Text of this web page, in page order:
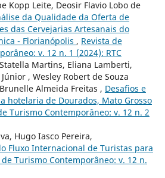
Kopp Leite, Deosir Flavio Lobo de
da Qualidade da Oferta de
das Cervejarias Artesanais do
- Florianópolis , Revista de
v. 12 n. 1 (2024): RTC
Martins, Eliana Lamberti,
, Wesley Robert de Souza
Almeida Freitas , Desafios e
hotelaria de Dourados, Mato Grosso
Turismo Contemporâneo: v. 12 n. 2
Hugo Iasco Pereira,
Fluxo Internacional de Turistas para
de Turismo Contemporâneo: v. 12 n.